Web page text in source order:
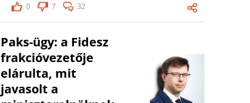
0
7 32
Paks-ügy: a Fidesz
frakcióvezetője
elárulta, mit
javasolt a